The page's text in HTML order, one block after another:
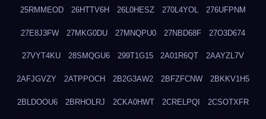
25RMMEOD 26HTTV6H 26L0HESZ 270L4YOL 276UFPNM
27E8J3FW 27MKG0DU 27MNQPU0 27NBD68F 27O3D674
27VYT4KU 28SMQGU6 299T1G15 2A01R6QT 2AAYZL7V
2AFJGVZY 2ATPPOCH 2B2G3AW2 2BFZFCNW 2BKKV1H5
2BLDOOU6 2BRHOLRJ 2CKA0HWT 2CRELPQI 2CSOTXFR